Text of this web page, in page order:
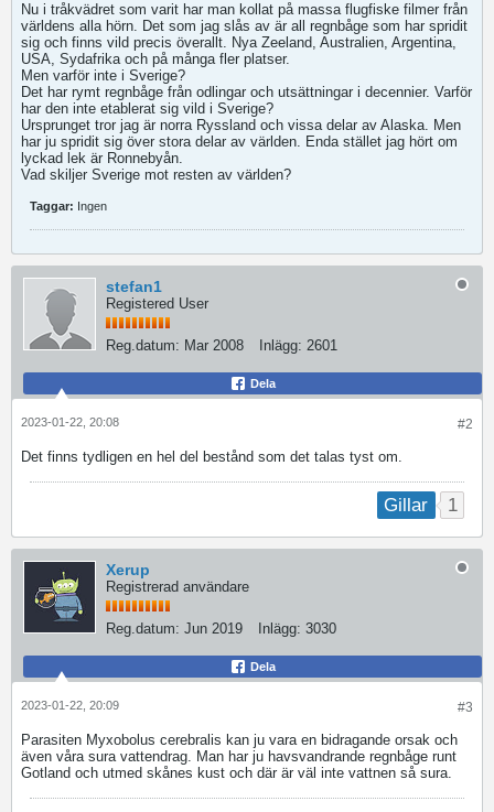
Nu i tråkvädret som varit har man kollat på massa flugfiske filmer från
världens alla hörn. Det som jag slås av är all regnbåge som har spridit
sig och finns vild precis överallt. Nya Zeeland, Australien, Argentina,
USA, Sydafrika och på många fler platser.
Men varför inte i Sverige?
Det har rymt regnbåge från odlingar och utsättningar i decennier. Varför
har den inte etablerat sig vild i Sverige?
Ursprunget tror jag är norra Ryssland och vissa delar av Alaska. Men
har ju spridit sig över stora delar av världen. Enda stället jag hört om
lyckad lek är Ronnebyån.
Vad skiljer Sverige mot resten av världen?
Taggar: Ingen
stefan1
Registered User
Reg.datum: Mar 2008 Inlägg: 2601
Dela
#2
2023-01-22, 20:08
Det finns tydligen en hel del bestånd som det talas tyst om.
Gillar 1
Xerup
Registrerad användare
Reg.datum: Jun 2019 Inlägg: 3030
Dela
#3
2023-01-22, 20:09
Parasiten Myxobolus cerebralis kan ju vara en bidragande orsak och
även våra sura vattendrag. Man har ju havsvandrande regnbåge runt
Gotland och utmed skånes kust och där är väl inte vattnen så sura.